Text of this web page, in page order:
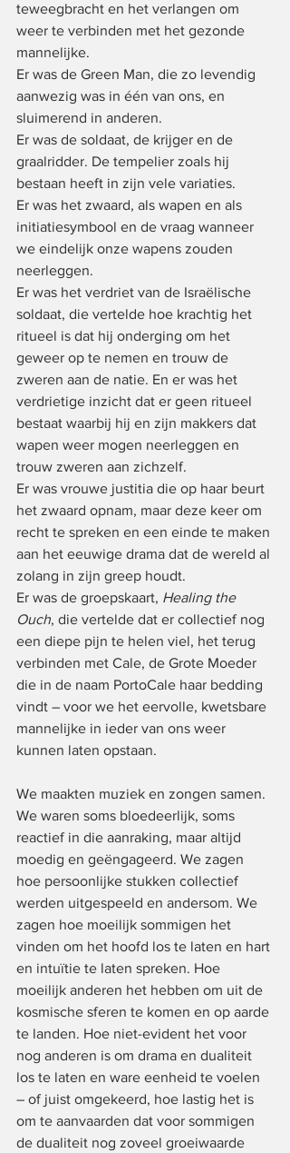
teweegbracht en het verlangen om
weer te verbinden met het gezonde
mannelijke.
Er was de Green Man, die zo levendig
aanwezig was in één van ons, en
sluimerend in anderen.
Er was de soldaat, de krijger en de
graalridder. De tempelier zoals hij
bestaan heeft in zijn vele variaties.
Er was het zwaard, als wapen en als
initiatiesymbool en de vraag wanneer
we eindelijk onze wapens zouden
neerleggen.
Er was het verdriet van de Israëlische
soldaat, die vertelde hoe krachtig het
ritueel is dat hij onderging om het
geweer op te nemen en trouw de
zweren aan de natie. En er was het
verdrietige inzicht dat er geen ritueel
bestaat waarbij hij en zijn makkers dat
wapen weer mogen neerleggen en
trouw zweren aan zichzelf.
Er was vrouwe justitia die op haar beurt
het zwaard opnam, maar deze keer om
recht te spreken en een einde te maken
aan het eeuwige drama dat de wereld al
zolang in zijn greep houdt.
Er was de groepskaart, Healing the
Ouch, die vertelde dat er collectief nog
een diepe pijn te helen viel, het terug
verbinden met Cale, de Grote Moeder
die in de naam PortoCale haar bedding
vindt – voor we het eervolle, kwetsbare
mannelijke in ieder van ons weer
kunnen laten opstaan.
We maakten muziek en zongen samen.
We waren soms bloedeerlijk, soms
reactief in die aanraking, maar altijd
moedig en geëngageerd. We zagen
hoe persoonlijke stukken collectief
werden uitgespeeld en andersom. We
zagen hoe moeilijk sommigen het
vinden om het hoofd los te laten en hart
en intuïtie te laten spreken. Hoe
moeilijk anderen het hebben om uit de
kosmische sferen te komen en op aarde
te landen. Hoe niet-evident het voor
nog anderen is om drama en dualiteit
los te laten en ware eenheid te voelen
– of juist omgekeerd, hoe lastig het is
om te aanvaarden dat voor sommigen
de dualiteit nog zoveel groeiwaarde